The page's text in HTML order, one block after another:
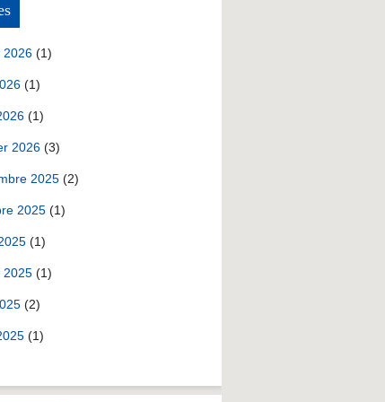
2026 (1)
(1)
(1)
2026 (3)
2025 (2)
2025 (1)
(1)
2025 (1)
(2)
(1)